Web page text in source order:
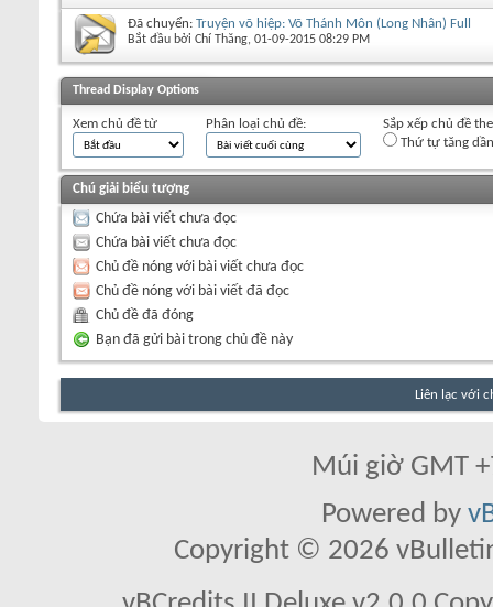
Đã chuyển: Truyện võ hiệp: Võ Thánh Môn (Long Nhân) Full
Bắt đầu bởi Chí Thăng‎, 01-09-2015 08:29 PM
+Viết chủ đề mới
Thread Display Options
Xem chủ đề từ Phân loại chủ đề:
Sắp xếp chủ đề
Thứ tự tăng dần
Chú giải biểu tượng
Chứa bài viết chưa đọc
Chứa bài viết chưa đọc
Chủ đề nóng với bài viết chưa đọc
Chủ đề nóng với bài viết đã đọc
Chủ đề đã đóng
Bạn đã gửi bài trong chủ đề này
Liên lạc với
Múi giờ GMT
Powered by
Copyright © 2026